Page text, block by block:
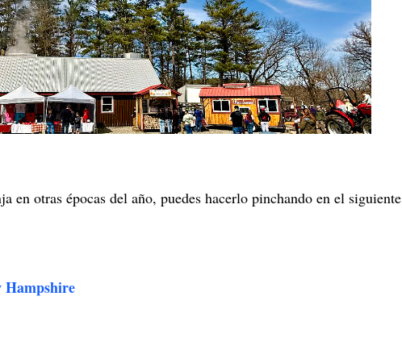
en otras épocas del año, puedes hacerlo pinchando en el siguiente
Hampshire